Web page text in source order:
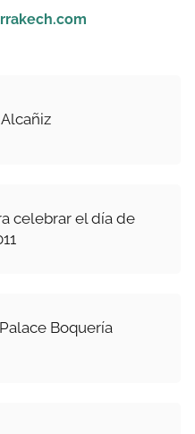
celebrar el día de
Boquería